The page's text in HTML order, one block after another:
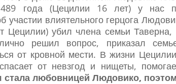
года (Цецилии 16 лет) у нас
участии влиятельного герцога
Цецилии) убил члена семьи Таверна,
решил вопрос, приказал
от кровной мести. В жизни
от невзгод и нищеты,
любовницей Людовико,